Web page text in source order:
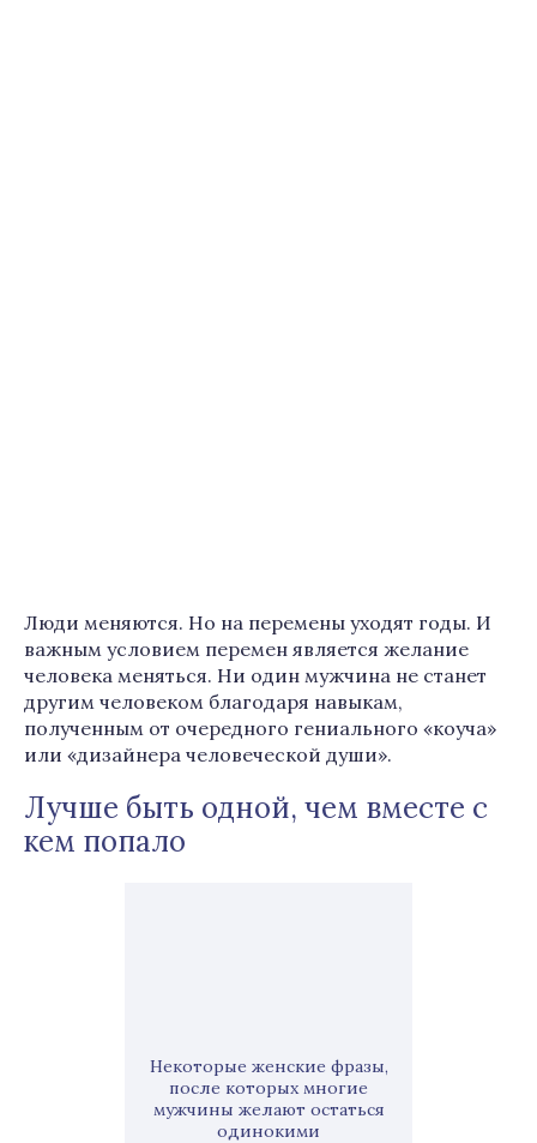
Люди меняются. Но на перемены уходят годы. И
важным условием перемен является желание
человека меняться. Ни один мужчина не станет
другим человеком благодаря навыкам,
полученным от очередного гениального «коуча»
или «дизайнера человеческой души».
Лучше быть одной, чем вместе с
кем попало
Некоторые женские фразы,
после которых многие
мужчины желают остаться
одинокими